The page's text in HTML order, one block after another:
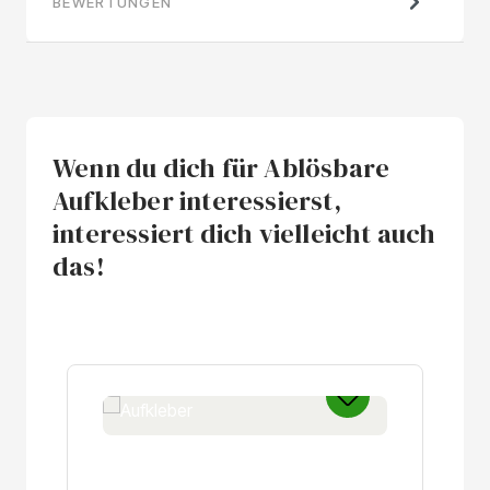
Wenn du dich für Ablösbare
Aufkleber interessierst,
interessiert dich vielleicht auch
das!